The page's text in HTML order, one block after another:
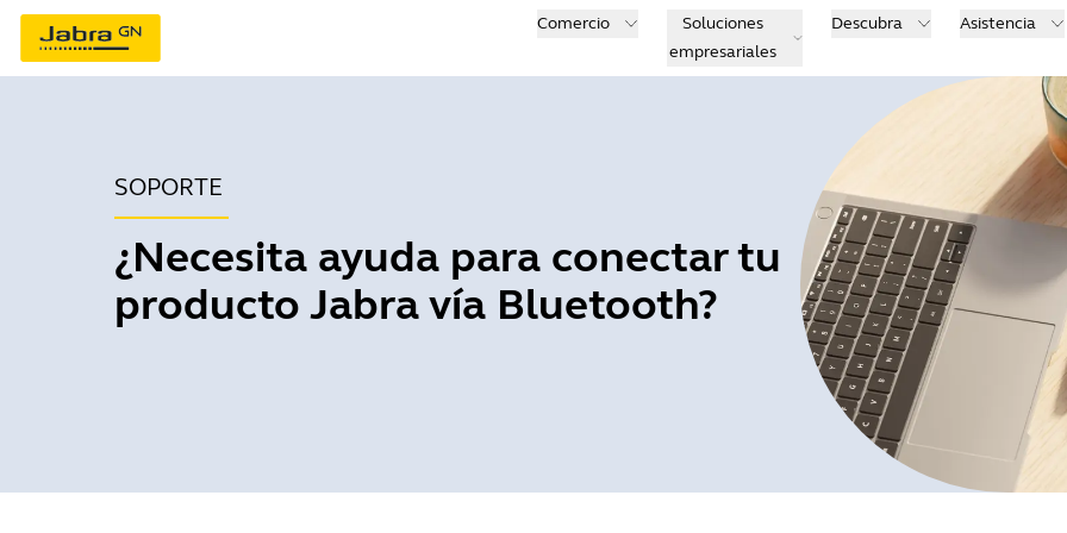
Comercio
Soluciones
empresariales
Descubra Asistencia
SOPORTE
¿Necesita ayuda para conectar tu
producto Jabra vía Bluetooth?